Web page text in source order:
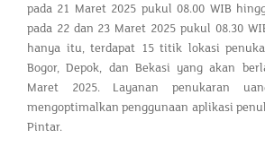
pada 21 Maret 2025 pukul 08.00 WIB
pada 22 dan 23 Maret 2025 pukul 08.30
hanya itu, terdapat 15 titik lokasi
Bogor, Depok, dan Bekasi yang akan
Maret 2025. Layanan penukaran
mengoptimalkan penggunaan aplikasi
Pintar.